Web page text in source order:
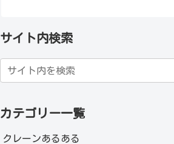
サイト内検索
カテゴリー一覧
クレーンあるある